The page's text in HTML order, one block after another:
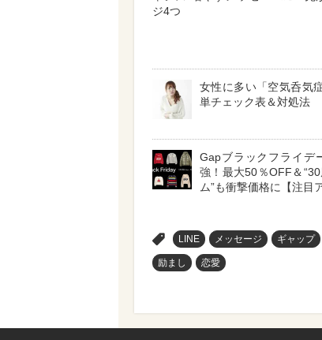
ジ4つ
女性に多い「空気呑気
単チェック表＆対処法
Gapブラックフライデ
強！最大50％OFF＆
ム”も衝撃価格に【注目
LINE メッセージ ギャップ
励まし 恋愛